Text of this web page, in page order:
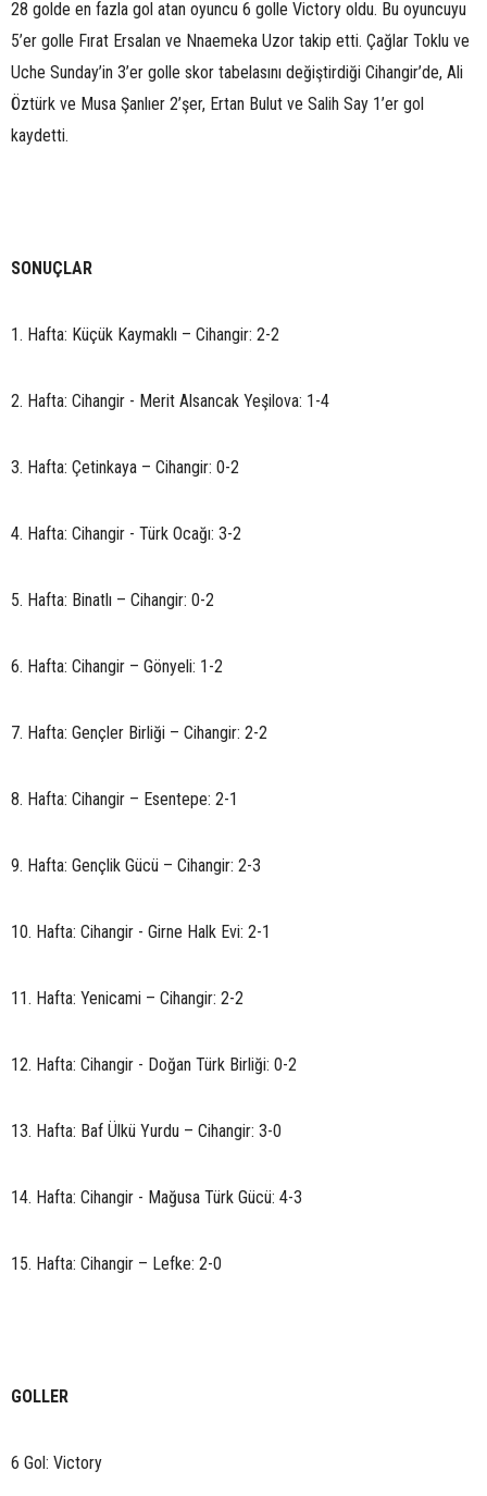
28 golde en fazla gol atan oyuncu 6 golle Victory oldu. Bu oyuncuyu
5’er golle Fırat Ersalan ve Nnaemeka Uzor takip etti. Çağlar Toklu ve
Uche Sunday’in 3’er golle skor tabelasını değiştirdiği Cihangir’de, Ali
Öztürk ve Musa Şanlıer 2’şer, Ertan Bulut ve Salih Say 1’er gol
kaydetti.
SONUÇLAR
1. Hafta: Küçük Kaymaklı – Cihangir: 2-2
2. Hafta: Cihangir - Merit Alsancak Yeşilova: 1-4
3. Hafta: Çetinkaya – Cihangir: 0-2
4. Hafta: Cihangir - Türk Ocağı: 3-2
5. Hafta: Binatlı – Cihangir: 0-2
6. Hafta: Cihangir – Gönyeli: 1-2
7. Hafta: Gençler Birliği – Cihangir: 2-2
8. Hafta: Cihangir – Esentepe: 2-1
9. Hafta: Gençlik Gücü – Cihangir: 2-3
10. Hafta: Cihangir - Girne Halk Evi: 2-1
11. Hafta: Yenicami – Cihangir: 2-2
12. Hafta: Cihangir - Doğan Türk Birliği: 0-2
13. Hafta: Baf Ülkü Yurdu – Cihangir: 3-0
14. Hafta: Cihangir - Mağusa Türk Gücü: 4-3
15. Hafta: Cihangir – Lefke: 2-0
GOLLER
6 Gol: Victory